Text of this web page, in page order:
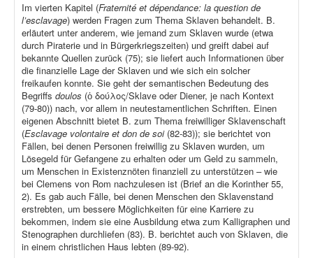
Im vierten Kapitel (Fraternité et dépendance: la question de
l’esclavage) werden Fragen zum Thema Sklaven behandelt. B.
erläutert unter anderem, wie jemand zum Sklaven wurde (etwa
durch Piraterie und in Bürgerkriegszeiten) und greift dabei auf
bekannte Quellen zurück (75); sie liefert auch Informationen über
die finanzielle Lage der Sklaven und wie sich ein solcher
freikaufen konnte. Sie geht der semantischen Bedeutung des
Begriffs doulos (ὁ δούλος/Sklave oder Diener, je nach Kontext
(79-80)) nach, vor allem in neutestamentlichen Schriften. Einen
eigenen Abschnitt bietet B. zum Thema freiwilliger Sklavenschaft
(Esclavage volontaire et don de soi(82-83)); sie berichtet von
Fällen, bei denen Personen freiwillig zu Sklaven wurden, um
Lösegeld für Gefangene zu erhalten oder um Geld zu sammeln,
um Menschen in Existenznöten finanziell zu unterstützen – wie
bei Clemens von Rom nachzulesen ist (Brief an die Korinther 55,
2). Es gab auch Fälle, bei denen Menschen den Sklavenstand
erstrebten, um bessere Möglichkeiten für eine Karriere zu
bekommen, indem sie eine Ausbildung etwa zum Kalligraphen und
Stenographen durchliefen (83). B. berichtet auch von Sklaven, die
in einem christlichen Haus lebten (89-92).